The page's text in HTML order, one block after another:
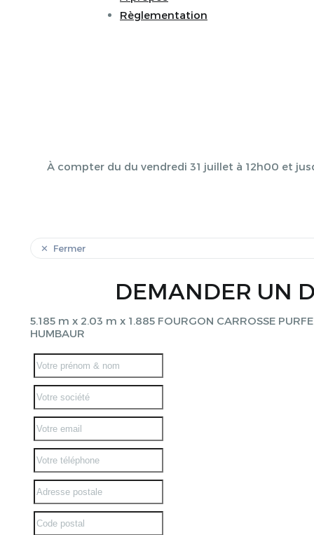
Règlementation
À compter du du vendredi 31 juillet à 12h00 et
Fermer
DEMANDER UN
5.185 m x 2.03 m x 1.885 FOURGON CARROSSE
HUMBAUR